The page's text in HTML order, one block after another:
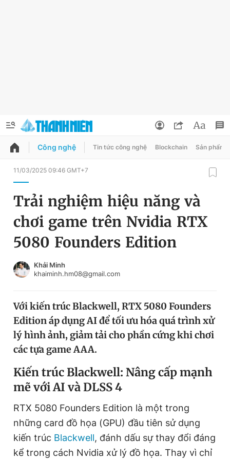
QUẢNG CÁO ĐẶT BÁO
Chuyên mục
Chuyên mục khác
Chào ngày mới
Video Magazine
Sản phẩm khác
Tiện ích Bạn cần biết
Thông tin tòa soạn Liên hệ quảng cáo
Đổi mật khẩu
Tin đã lưu
Công nghệ Tin tức công nghệ Blockchain Sản phẩm
11/03/2025 09:46 GMT+7
Trải nghiệm hiệu năng và
chơi game trên Nvidia RTX
5080 Founders Edition
Khải Minh
khaiminh.hm08@gmail.com
Với kiến trúc Blackwell, RTX 5080 Founders
Edition áp dụng AI để tối ưu hóa quá trình xử
lý hình ảnh, giảm tải cho phần cứng khi chơi
các tựa game AAA.
Kiến trúc Blackwell: Nâng cấp mạnh
mẽ với AI và DLSS 4
RTX 5080 Founders Edition là một trong
những card đồ họa (GPU) đầu tiên sử dụng
kiến trúc Blackwell, đánh dấu sự thay đổi đáng
kể trong cách Nvidia xử lý đồ họa. Thay vì chỉ